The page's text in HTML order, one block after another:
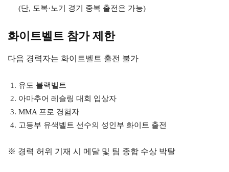
(단, 도복·노기 경기 중복 출전은 가능)
화이트벨트 참가 제한
다음 경력자는 화이트벨트 출전 불가
유도 블랙벨트
아마추어 레슬링 대회 입상자
MMA 프로 경험자
고등부 유색벨트 선수의 성인부 화이트 출전
※ 경력 허위 기재 시 메달 및 팀 종합 수상 박탈